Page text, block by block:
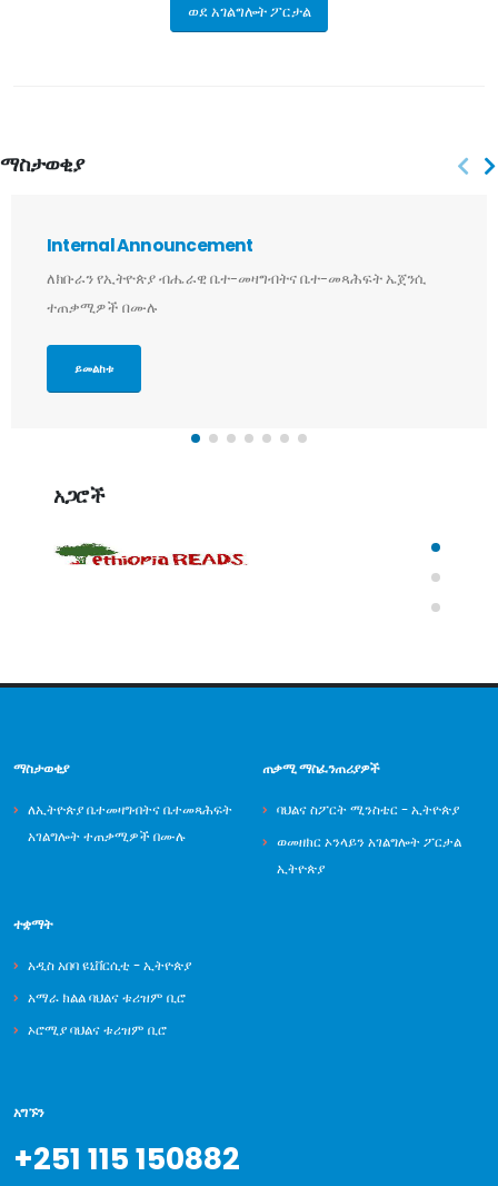
ወደ አገልግሎት ፖርታል
ማስታወቂያ
Internal Announcement
ለክቡራን የኢትዮጵያ ብሔራዊ ቤተ-መዛግብትና ቤተ-መጻሕፍት ኤጀንሲ
ተጠቃሚዎች በሙሉ
ይመልከቱ
አጋሮች
ማስታወቂያ
ለኢትዮጵያ ቤተመዛግብትና ቤተመጻሕፍት
አገልግሎት ተጠቃሚዎች በሙሉ
ጠቃሚ ማስፈንጠሪያዎች
ባህልና ስፖርት ሚንስቴር - ኢትዮጵያ
ወመዘክር ኦንላይን አገልግሎት ፖርታል
ኢትዮጵያ
ተቋማት
አዲስ አበባ ዩኒቨርሲቲ - ኢትዮጵያ
አማራ ክልል ባህልና ቱሪዝም ቢሮ
ኦሮሚያ ባህልና ቱሪዝም ቢሮ
አግኙን
+251 115 150882